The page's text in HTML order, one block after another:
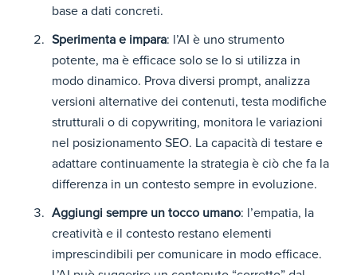
base a dati concreti.
Sperimenta e impara: l’AI è uno strumento
potente, ma è efficace solo se lo si utilizza in
modo dinamico. Prova diversi prompt, analizza
versioni alternative dei contenuti, testa modifiche
strutturali o di copywriting, monitora le variazioni
nel posizionamento SEO. La capacità di testare e
adattare continuamente la strategia è ciò che fa la
differenza in un contesto sempre in evoluzione.
Aggiungi sempre un tocco umano: l’empatia, la
creatività e il contesto restano elementi
imprescindibili per comunicare in modo efficace.